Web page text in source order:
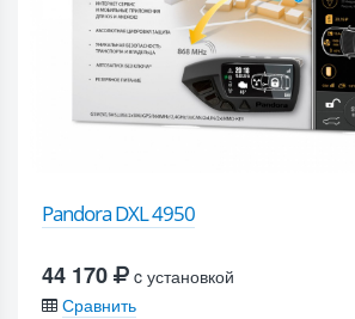
Pandora DXL 4950
44 170
c установкой
Сравнить